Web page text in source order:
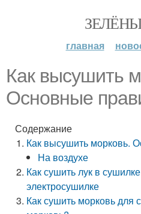
главная
Как высушить
Основные
Содержание
Как высушить морковь.
На воздухе
Как сушить лук в
электросушилке
Как сушить морковь для